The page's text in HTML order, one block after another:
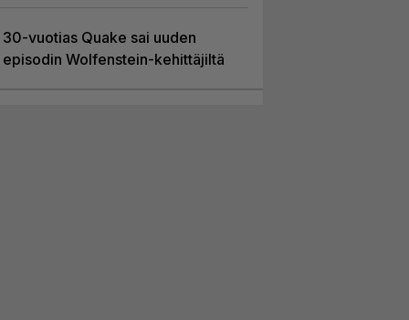
30-vuotias Quake sai uuden
episodin Wolfenstein-kehittäjiltä